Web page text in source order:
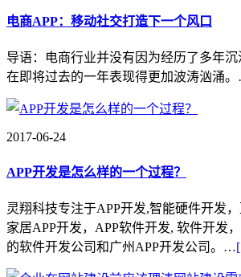
导语：电商行业并没有因为经历了多年沉
在即将过去的一年表现得更加波涛汹涌
2017-06-24
APP开发是怎么样的一个过程？
灵翔科技专注于APP开发,智能硬件开发，
的软件开发公司和广州APP开发公司。…
2015-08-04